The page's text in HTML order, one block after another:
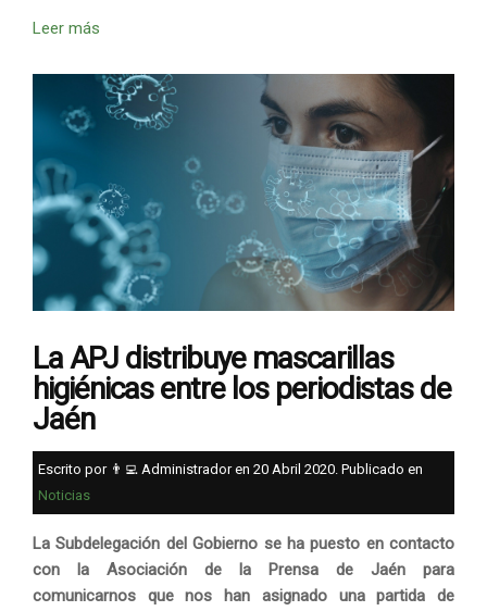
Leer más
La APJ distribuye mascarillas
higiénicas entre los periodistas de
Jaén
Escrito por 👨‍💻 Administrador en 20 Abril 2020. Publicado en
Noticias
La Subdelegación del Gobierno se ha puesto en contacto
con la Asociación de la Prensa de Jaén para
comunicarnos que nos han asignado una partida de